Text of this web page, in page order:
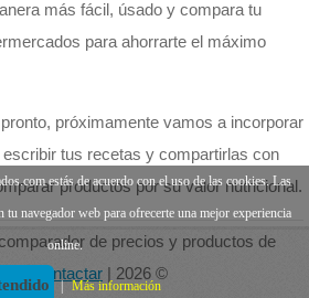
más fácil, úsado y compara tu
para ahorrarte el máximo
próximamente vamos a incorporar
tus recetas y compartirlas con
productos por su valor nutricional.
de precios y productos de
Contactar | 2026 ©
estás de acuerdo con el uso de las cookies. Las
navegador web para ofrecerte una mejor experiencia
online.
| Más información